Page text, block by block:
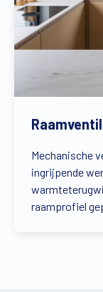
Mechanische
ingrijpende
raamprofiel